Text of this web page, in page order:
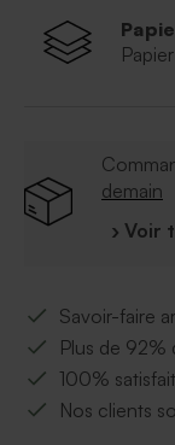
demain
› Voir
Savoir-faire
Plus de
100%
Nos clients